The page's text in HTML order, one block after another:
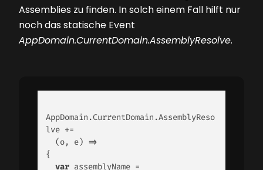
Assemblies zu finden. In solch einem Fall hilft nur
noch das statische Event
AppDomain.CurrentDomain.AssemblyResolve.
AppDomain.CurrentDomain.AssemblyReso
lve +=
(o, e) =>
{
var assemblyName =